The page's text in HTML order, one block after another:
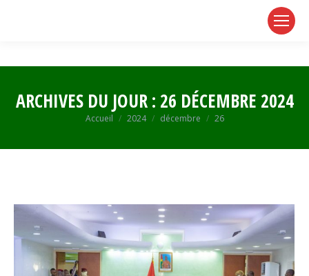
ARCHIVES DU JOUR : 26 DÉCEMBRE 2024
Vous êtes ici :
Accueil 2024 décembre 26